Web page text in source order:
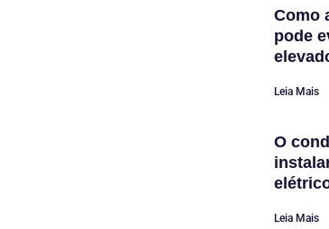
Como
pode
Leia Mais
O
Leia Mais